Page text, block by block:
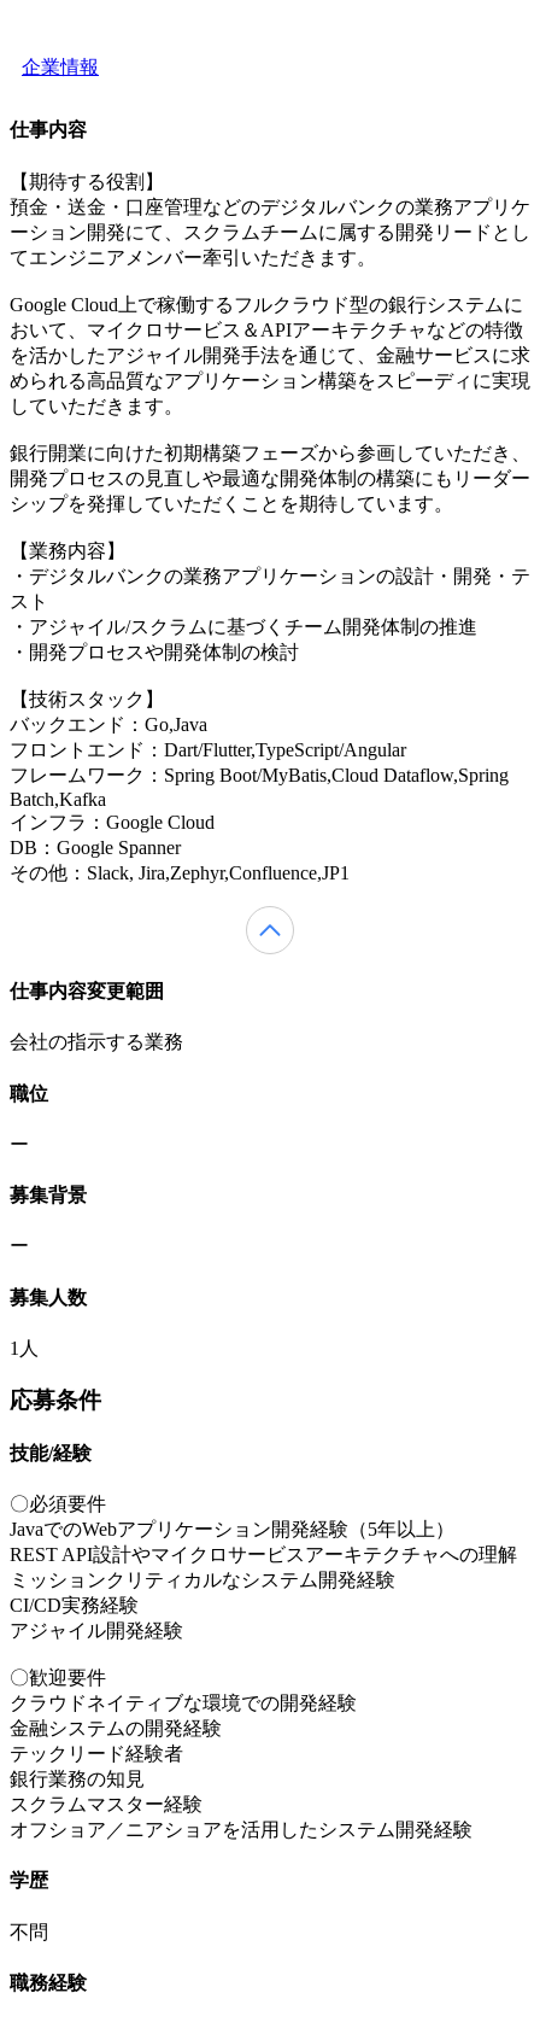
企業情報
仕事内容
【期待する役割】
預金・送金・口座管理などのデジタルバンクの業務アプリケ
ーション開発にて、スクラムチームに属する開発リードとし
てエンジニアメンバー牽引いただきます。
Google Cloud上で稼働するフルクラウド型の銀行システムに
おいて、マイクロサービス＆APIアーキテクチャなどの特徴
を活かしたアジャイル開発手法を通じて、金融サービスに求
められる高品質なアプリケーション構築をスピーディに実現
していただきます。
銀行開業に向けた初期構築フェーズから参画していただき、
開発プロセスの見直しや最適な開発体制の構築にもリーダー
シップを発揮していただくことを期待しています。
【業務内容】
・デジタルバンクの業務アプリケーションの設計・開発・テ
スト
・アジャイル/スクラムに基づくチーム開発体制の推進
・開発プロセスや開発体制の検討
【技術スタック】
バックエンド：Go,Java
フロントエンド：Dart/Flutter,TypeScript/Angular
フレームワーク：Spring Boot/MyBatis,Cloud Dataflow,Spring
Batch,Kafka
インフラ：Google Cloud
DB：Google Spanner
その他：Slack, Jira,Zephyr,Confluence,JP1
仕事内容変更範囲
会社の指示する業務
職位
ー
募集背景
ー
募集人数
1人
応募条件
技能/経験
〇必須要件
JavaでのWebアプリケーション開発経験（5年以上）
REST API設計やマイクロサービスアーキテクチャへの理解
ミッションクリティカルなシステム開発経験
CI/CD実務経験
アジャイル開発経験
〇歓迎要件
クラウドネイティブな環境での開発経験
金融システムの開発経験
テックリード経験者
銀行業務の知見
スクラムマスター経験
オフショア／ニアショアを活用したシステム開発経験
学歴
不問
職務経験